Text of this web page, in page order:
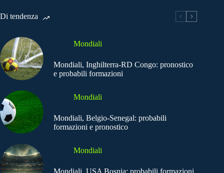
Di tendenza
Mondiali
Mondiali, Inghilterra-RD Congo: pronostico
e probabili formazioni
Mondiali
Mondiali, Belgio-Senegal: probabili
formazioni e pronostico
Mondiali
Mondiali, USA Bosnia: probabili formazioni